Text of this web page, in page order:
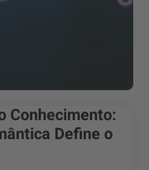
Conhecimento:
Define o